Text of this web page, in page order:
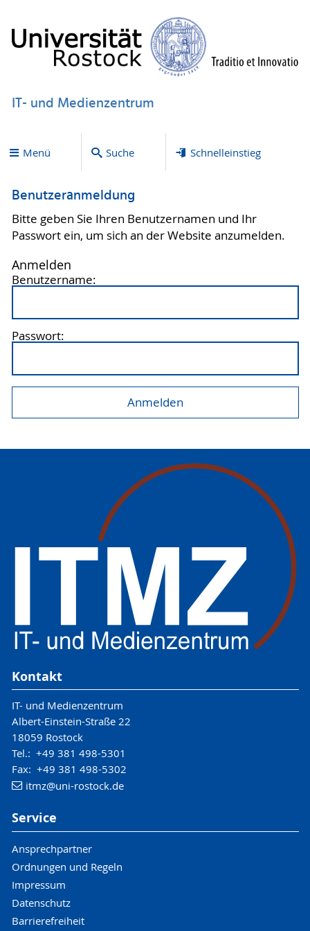
IT- und Medienzentrum
Menü Suche Schnelleinstieg
Benutzeranmeldung
Bitte geben Sie Ihren Benutzernamen und Ihr
Passwort ein, um sich an der Website anzumelden.
Anmelden
Benutzername:
Passwort:
Kontakt
IT- und Medienzentrum
Albert-Einstein-Straße 22
18059 Rostock
Tel.: +49 381 498-5301
Fax: +49 381 498-5302
itmz@uni-rostock.de
Service
Ansprechpartner
Ordnungen und Regeln
Impressum
Datenschutz
Barrierefreiheit